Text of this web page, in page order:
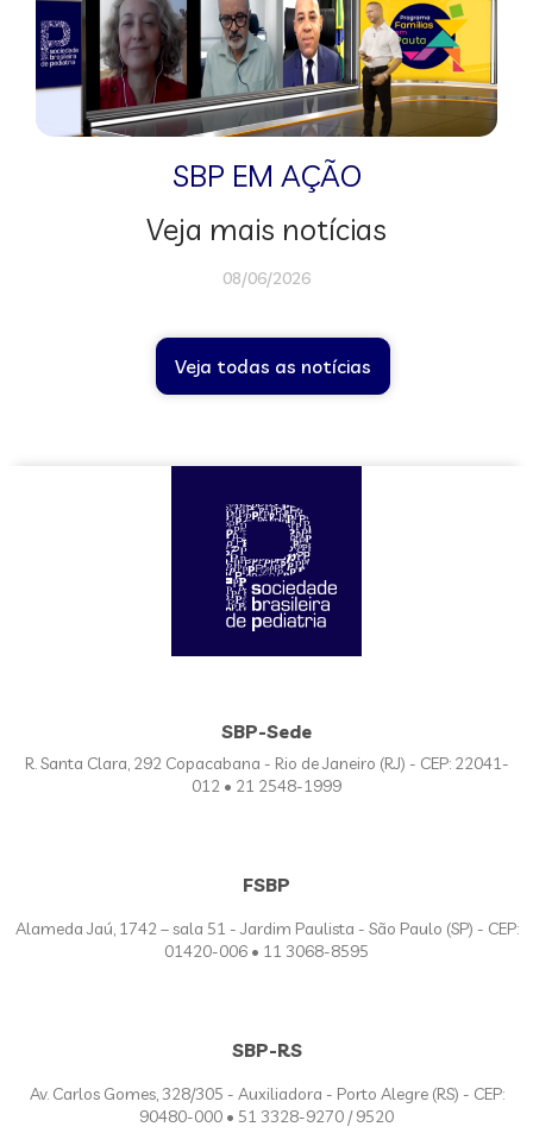
SBP EM AÇÃO
Veja mais notícias
08/06/2026
Veja todas as notícias
SBP-Sede
R. Santa Clara, 292 Copacabana - Rio de Janeiro (RJ) - CEP: 22041-
012 • 21 2548-1999
FSBP
Alameda Jaú, 1742 – sala 51 - Jardim Paulista - São Paulo (SP) - CEP:
01420-006 • 11 3068-8595
SBP-RS
Av. Carlos Gomes, 328/305 - Auxiliadora - Porto Alegre (RS) - CEP:
90480-000 • 51 3328-9270 / 9520